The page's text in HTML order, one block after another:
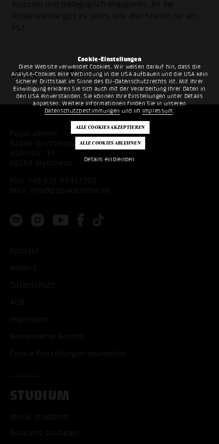
Cookie-Einstellungen
Diese Website verwendet Cookies. Wir weisen darauf hin, dass die
Analyse-Cookies eine Verbindung in die USA aufbauen und die USA kein
sicherer Drittstaat im Sinne des EU-Datenschutzrechts ist. Mit Ihrer
Einwilligung erklären Sie sich auch mit der Verarbeitung Ihrer Daten in
den USA einverstanden. Sie können Ihre Einstellungen unter Details
anpassen. Weitere Informationen finden Sie in unseren
Datenschutzbestimmungen und im Impressum .
Details einblenden
kulturell und pädagogisch engagieren. An der
Popakademie gibt es jedes Jahr drei Stellen für ein
FSJ.
top zurück
Popakademie
Baden-Württemberg
Hafenstr. 33
68159 Mannheim
Fon:
+49 621 53397200
Mail:
info@popakademie.de
Kontakt
Anfahrt
Datenschutz
AGB
Impressum
Barrierearme Ansicht
Cookie Einstellungen bearbeiten
STUDIUM
Musik studieren
Business studieren